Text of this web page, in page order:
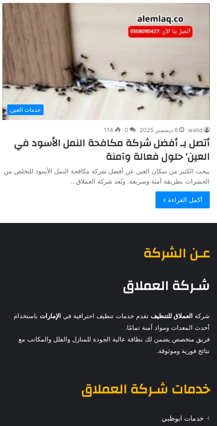
خدمات العين
walid 6 ديسمبر 2025 0
114
أتصل بـ أفضل شركة مكافحة النمل الأسود في
العين’ حلول فعالة وآمنة
يبحث الكثير من سكان العين عن أفضل شركة مكافحة النمل الأسود للتخلص من
الحشرات بطريقة آمنة وسريعة. وتُعد شركة العملاق…
أكمل القراءة »
عـن الشركة
شـركة العملاق
شركة العملاق للتنظيف تقدم خدمات تنظيف احترافية في الإمارات باستخدام
أحدث المعدات ومواد آمنة تمامًا.
فريق متخصص يضمن لك نظافة عالية الجودة للمنازل والفلل والمكاتب مع
نتائج فورية وموثوقة.
خدمات شـركة العملاق
خدمات ابوظبي